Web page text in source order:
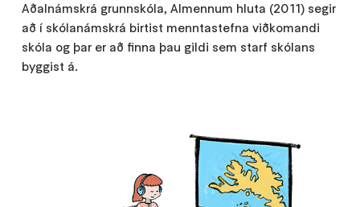
Aðalnámskrá grunnskóla, Almennum hluta (2011) segir
að í skólanámskrá birtist menntastefna viðkomandi
skóla og þar er að finna þau gildi sem starf skólans
byggist á.